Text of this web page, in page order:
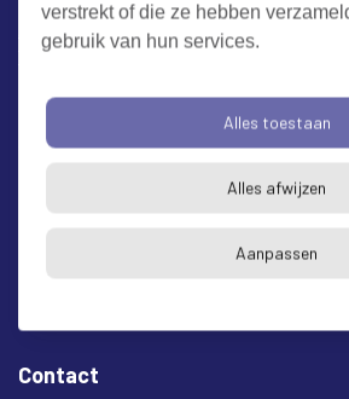
verstrekt of die ze hebben
gebruik van hun services.
Alles toestaan
Alles afwijzen
Aanpassen
Algemene voorwaarden
Toegankelijkheid
Bezoekadres en postadres
* op afspraak
RUD Zeeland
Buitenruststraat 6
Contact